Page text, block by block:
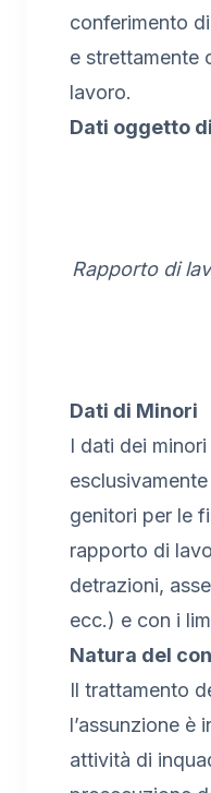
conferimento
e strettamente
lavoro.
Dati oggetto
Rapporto di
Dati di Minori
I dati dei
genitori per le
rapporto di
detrazioni,
ecc.) e con i
Natura del
Il trattamento
l’assunzione è
attività di